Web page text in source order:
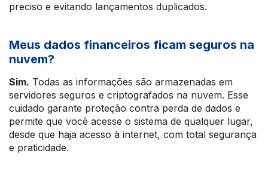
preciso e evitando lançamentos duplicados.
Meus dados financeiros ficam seguros na
nuvem?
Sim. Todas as informações são armazenadas em
servidores seguros e criptografados na nuvem. Esse
cuidado garante proteção contra perda de dados e
permite que você acesse o sistema de qualquer lugar,
desde que haja acesso à internet, com total segurança
e praticidade.